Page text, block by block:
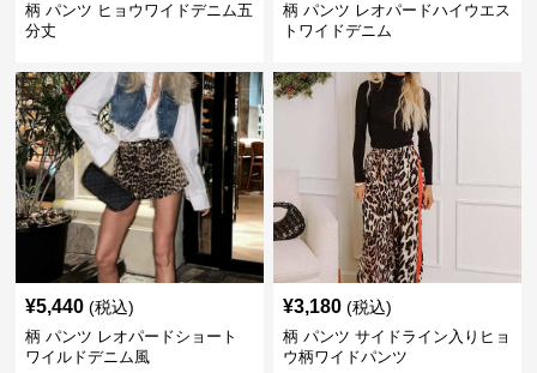
柄 パンツ ヒョウワイドデニム五
分丈
柄 パンツ レオパードハイウエス
トワイドデニム
¥5,440 (税込)
柄 パンツ レオパードショート
ワイルドデニム風
¥3,180 (税込)
柄 パンツ サイドライン入りヒョ
ウ柄ワイドパンツ